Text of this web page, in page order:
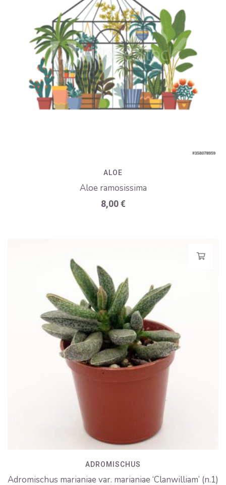
ALOE
Aloe ramosissima
8,00€
ADROMISCHUS
Adromischus marianiae var. marianiae ‘Clanwilliam’ (n.1)